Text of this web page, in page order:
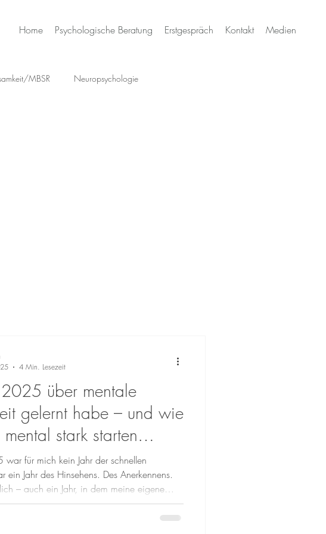
Home Psychologische Beratung Erstgespräch Kontakt Medien
MBSR Neuropsychologie
über mentale
gelernt habe – und wie
stark starten
war für mich kein Jahr der schnellen
ein Jahr des Hinsehens. Des Anerkennens.
– auch ein Jahr, in dem meine eigene
mich immer wieder eingeholt hat. Ich
nicht schreiben, um eine
4 Min. Lesezeit